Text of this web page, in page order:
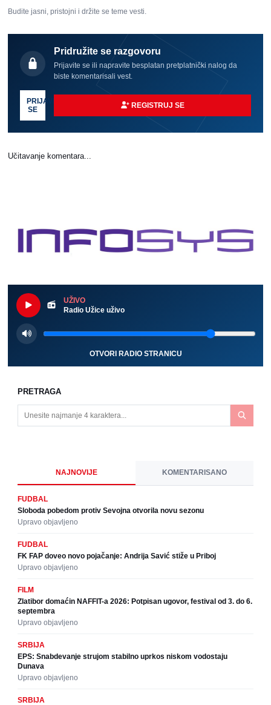
Budite jasni, pristojni i držite se teme vesti.
Pridružite se razgovoru
Prijavite se ili napravite besplatan pretplatnički nalog da
biste komentarisali vest.
PRIJAVI
SE
REGISTRUJ SE
Učitavanje komentara...
UŽIVO
Radio Užice uživo
OTVORI RADIO STRANICU
PRETRAGA
NAJNOVIJE KOMENTARISANO
FUDBAL
Sloboda pobedom protiv Sevojna otvorila novu sezonu
Upravo objavljeno
FUDBAL
FK FAP doveo novo pojačanje: Andrija Savić stiže u Priboj
Upravo objavljeno
FILM
Zlatibor domaćin NAFFIT-a 2026: Potpisan ugovor, festival od 3. do 6.
septembra
Upravo objavljeno
SRBIJA
EPS: Snabdevanje strujom stabilno uprkos niskom vodostaju
Dunava
Upravo objavljeno
SRBIJA